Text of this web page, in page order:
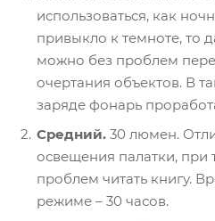
использоваться, как
привыкло к темноте, то
можно без проблем
очертания объектов. В
заряде фонарь
Средний. 30 люмен.
освещения палатки, при
проблем читать книгу.
режиме – 30 часов.